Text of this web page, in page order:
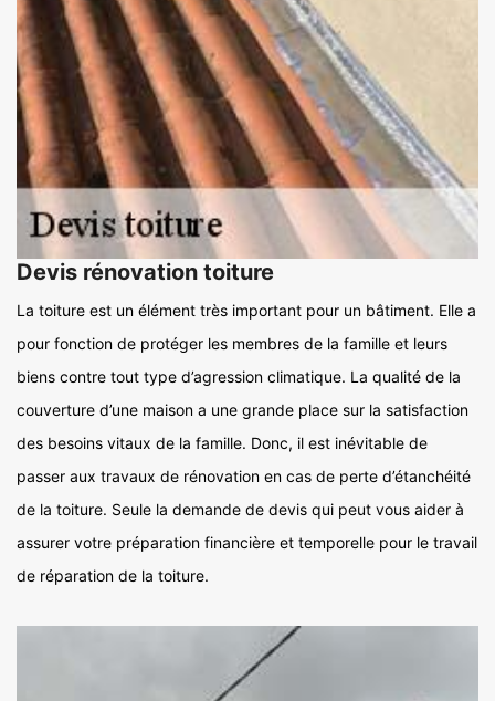
Devis rénovation toiture
La toiture est un élément très important pour un bâtiment. Elle a
pour fonction de protéger les membres de la famille et leurs
biens contre tout type d’agression climatique. La qualité de la
couverture d’une maison a une grande place sur la satisfaction
des besoins vitaux de la famille. Donc, il est inévitable de
passer aux travaux de rénovation en cas de perte d’étanchéité
de la toiture. Seule la demande de devis qui peut vous aider à
assurer votre préparation financière et temporelle pour le travail
de réparation de la toiture.